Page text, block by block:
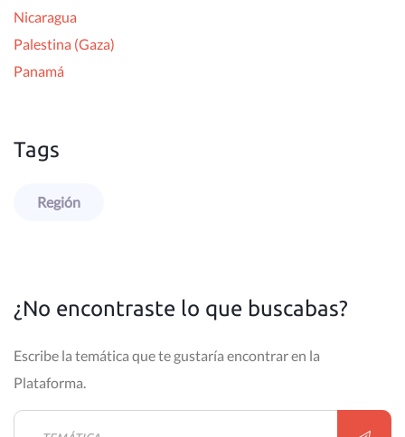
Nicaragua
Palestina (Gaza)
Panamá
Tags
Región
¿No encontraste lo que buscabas?
Escribe la temática que te gustaría encontrar en la
Plataforma.